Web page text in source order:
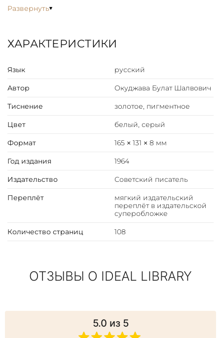
28.11.65 г.»
Окуджавы (первая — «Лирика» — была издана
Калужским издательством в 1956 году, вторая —
писатель» в 1959 году). Большинство стихов, вошедших
газетах и журналах.
поэт, прозаик, сценарист, певец, бард, композитор,
СССР.
поэт, член Союза журналистов и Союза писателей
Развернуть
ХАРАКТЕРИСТИКИ
Язык русский
Автор Окуджава Булат Шалвович
Тиснение золотое, пигментное
Цвет белый, серый
Формат 165 × 131 × 8 мм
Год издания 1964
Издательство Советский писатель
Переплёт
мягкий издательский
переплёт в издательской
суперобложке
Количество страниц 108
ОТЗЫВЫ О IDEAL LIBRARY
5.0 из 5